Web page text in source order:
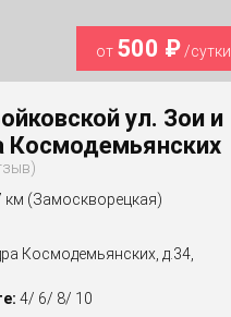
от 500 ₽/сутки
ул. Зои и
Космодемьянских
км (Замоскворецкая)
Космодемьянских, д.34,
4/ 6/ 8/ 10